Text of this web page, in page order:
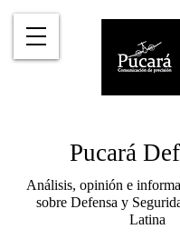
Pucará
Análisis, opinión e
sobre Defensa y
Latina